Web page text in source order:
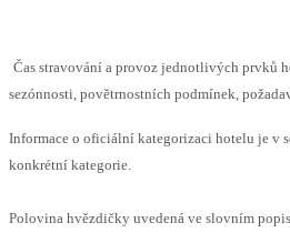
Čas stravování a provoz jednotlivých prvků
sezónnosti, povětrnostních podmínek,
Informace o oficiální kategorizaci hotelu je v
konkrétní kategorie.
Polovina hvězdičky uvedená ve slovním